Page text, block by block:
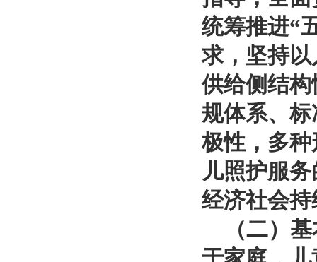
统筹推进“
求，坚持
供给侧结
规体系、
极性，多
儿照护服
经济社会
（二）基